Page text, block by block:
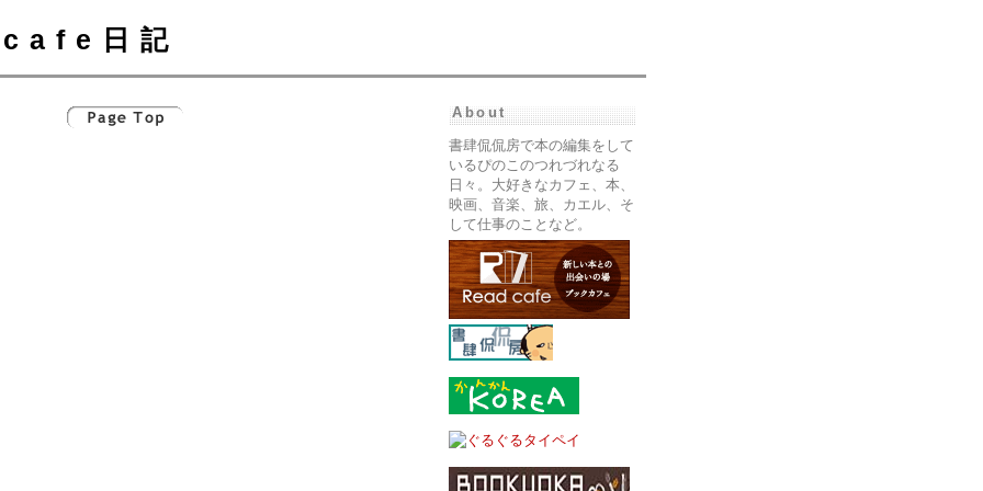
cafe日記
About
書肆侃侃房で本の編集をして
いるぴのこのつれづれなる
日々。大好きなカフェ、本、
映画、音楽、旅、カエル、そ
して仕事のことなど。